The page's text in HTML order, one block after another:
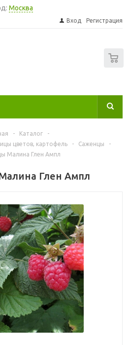
Москва
Вход Регистрация
- Каталог
-
цветов, картофель
- Саженцы
-
Малина Глен Ампл
Глен Ампл